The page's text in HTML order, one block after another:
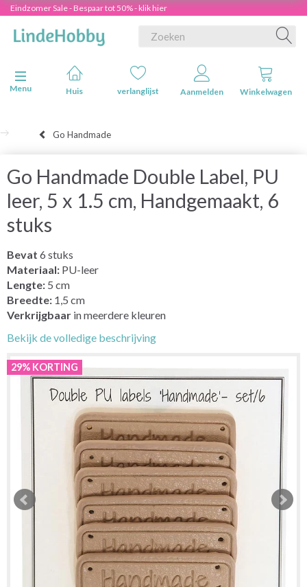
Eindzomer Sale - Bespaar tot 50% - klik hier
Navigatie in-/uitschakelen
Menu
Huis verlanglijst Aanmelden Winkelwagen
Go Handmade
Go Handmade Double Label, PU
leer, 5 x 1.5 cm, Handgemaakt, 6
stuks
Bevat 6 stuks
Materiaal: PU-leer
Lengte: 5 cm
Breedte: 1,5 cm
Verkrijgbaar in meerdere kleuren
Bekijk de volledige beschrijving
29% KORTING